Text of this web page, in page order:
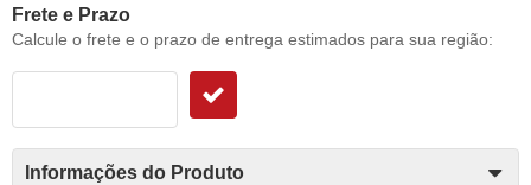
Frete e Prazo
Calcule o frete e o prazo de entrega estimados para sua região:
Informações do Produto